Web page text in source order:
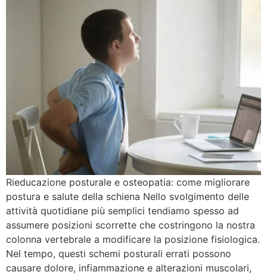
Rieducazione posturale e osteopatia: come migliorare
postura e salute della schiena Nello svolgimento delle
attività quotidiane più semplici tendiamo spesso ad
assumere posizioni scorrette che costringono la nostra
colonna vertebrale a modificare la posizione fisiologica.
Nel tempo, questi schemi posturali errati possono
causare dolore, infiammazione e alterazioni muscolari,